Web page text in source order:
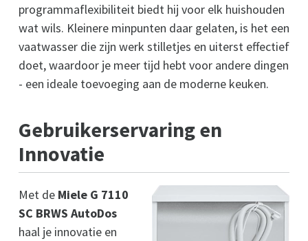
programmaflexibiliteit biedt hij voor elk huishouden
wat wils. Kleinere minpunten daar gelaten, is het een
vaatwasser die zijn werk stilletjes en uiterst effectief
doet, waardoor je meer tijd hebt voor andere dingen
- een ideale toevoeging aan de moderne keuken.
Gebruikerservaring en
Innovatie
Met de Miele G 7110
SC BRWS AutoDos
haal je innovatie en